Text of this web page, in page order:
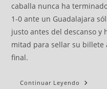
caballa nunca ha
1-0 ante un Guadalajara
justo antes del descanso y
mitad para sellar su billete
final.
Continuar Leyendo